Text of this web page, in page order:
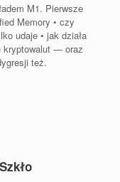
M1. Pierwsze
Memory • czy
udaje • jak działa
kryptowalut — oraz
też.